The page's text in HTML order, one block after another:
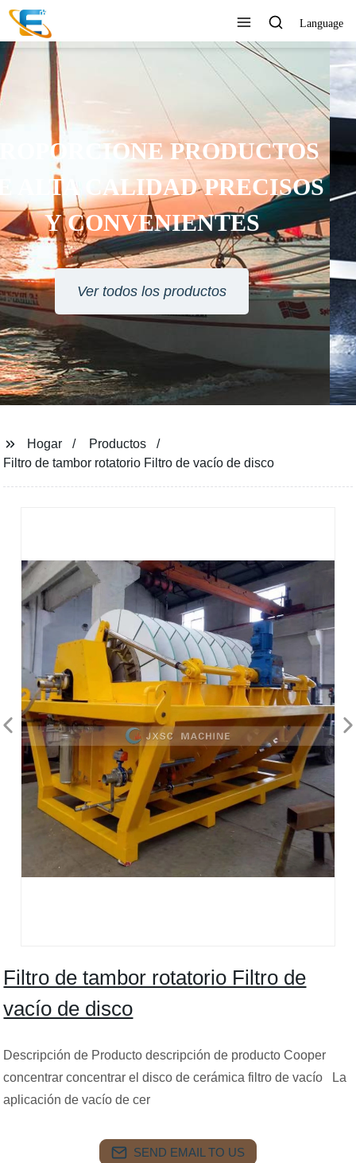
Language
SERVICIO AL CLIENTE 24
HORAS EN LÍNEA
Ver todos los productos
Hogar
Productos
Filtro de tambor rotatorio Filtro de vacío de disco
Filtro de tambor rotatorio Filtro de
vacío de disco
Descripción de Producto descripción de producto Cooper
concentrar concentrar el disco de cerámica filtro de vacío La
aplicación de vacío de cer
SEND EMAIL TO US